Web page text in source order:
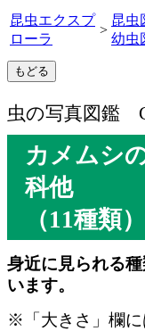
昆虫エクスプ
ローラ
>
昆
幼虫
虫の写真図鑑
カメムシ
科他
（11種類）
身近に見られる
います。
※「大きさ」欄に